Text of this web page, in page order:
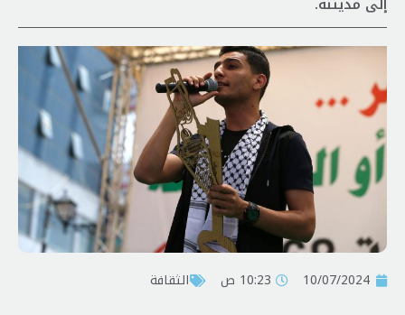
10/07/2024 10:23 ص الثقافة